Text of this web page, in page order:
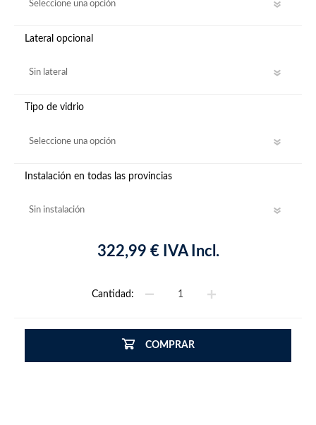
Lateral opcional
Tipo de vidrio
Instalación en todas las provincias
322,99 € IVA Incl.
Cantidad:
COMPRAR